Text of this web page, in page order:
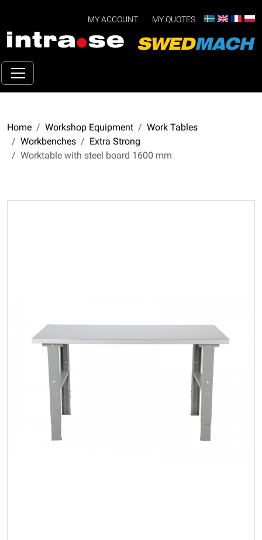
MY ACCOUNT MY QUOTES
Home Workshop Equipment
Work Tables
Workbenches
Extra Strong
Worktable with steel board 1600 mm